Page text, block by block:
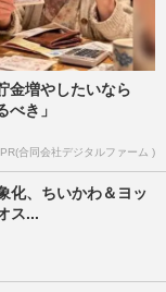
金増やしたいなら
べき」
PR(合同会社デジタルファーム )
化、ちいかわ＆ヨッ
ス...